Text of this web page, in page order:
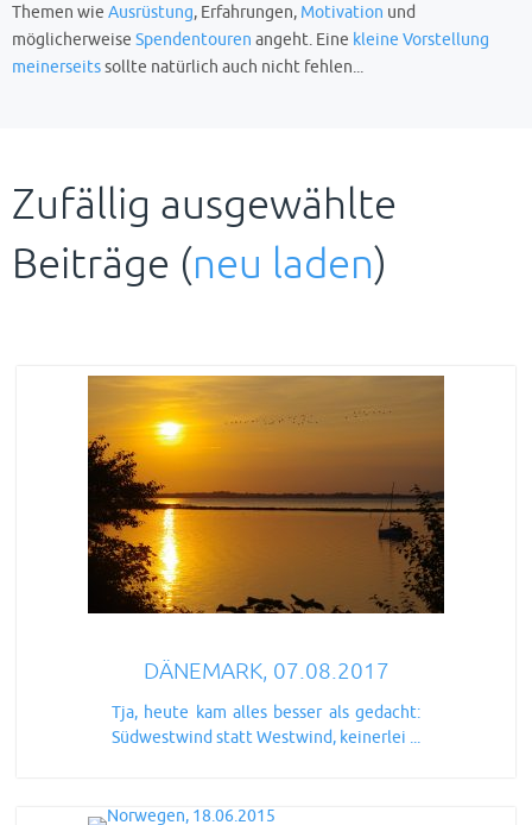
Themen wie Ausrüstung, Erfahrungen, Motivation und
möglicherweise Spendentouren angeht. Eine kleine Vorstellung
meinerseitssollte natürlich auch nicht fehlen...
Zufällig ausgewählte
Beiträge (neu laden)
DÄNEMARK, 07.08.2017
Tja, heute kam alles besser als gedacht:
Südwestwind statt Westwind, keinerlei ...